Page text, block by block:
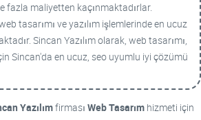
fazla maliyetten kaçınmaktadırlar.
tasarımı ve yazılım işlemlerinde en ucuz
Sincan Yazılım olarak, web tasarımı,
Sincan'da en ucuz, seo uyumlu iyi çözümü
Yazılımfirması Web Tasarım hizmeti için